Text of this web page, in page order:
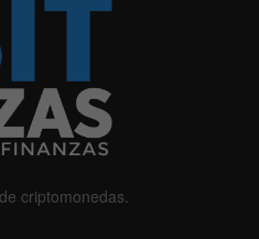
criptomonedas.